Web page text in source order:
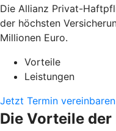
Die Allianz Privat-
der höchsten
Millionen Euro.
Vorteile
Leistungen
Jetzt Termin vereinbaren
Die Vorteile